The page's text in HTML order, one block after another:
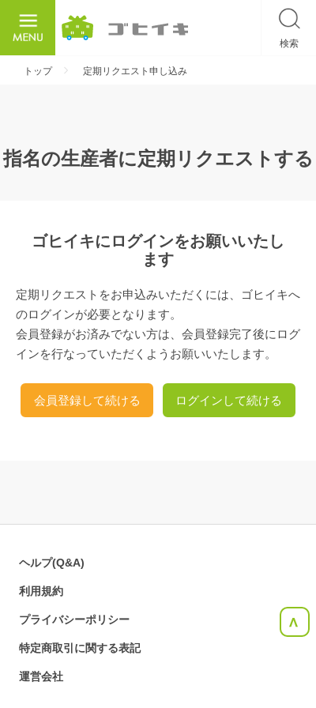
検索
トップ 定期リクエスト申し込み
指名の生産者に定期リクエストする
ゴヒイキにログインをお願いいたし
ます
定期リクエストをお申込みいただくには、ゴヒイキへ
のログインが必要となります。
会員登録がお済みでない方は、会員登録完了後にログ
インを行なっていただくようお願いいたします。
会員登録して続ける ログインして続ける
<
ヘルプ(Q&A)
利用規約
プライバシーポリシー
特定商取引に関する表記
運営会社